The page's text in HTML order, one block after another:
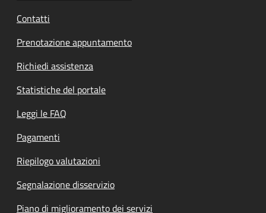
Contatti
Prenotazione appuntamento
Richiedi assistenza
Statistiche del portale
Leggi le FAQ
Pagamenti
Riepilogo valutazioni
Segnalazione disservizio
Piano di miglioramento dei servizi